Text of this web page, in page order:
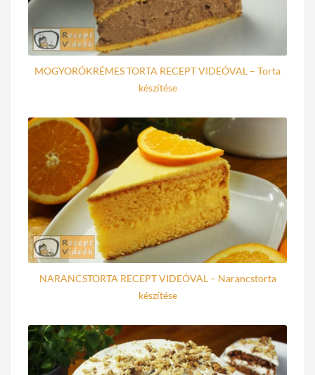
MOGYORÓKRÉMES TORTA RECEPT VIDEÓVAL – Torta
készítése
NARANCSTORTA RECEPT VIDEÓVAL – Narancstorta
készítése